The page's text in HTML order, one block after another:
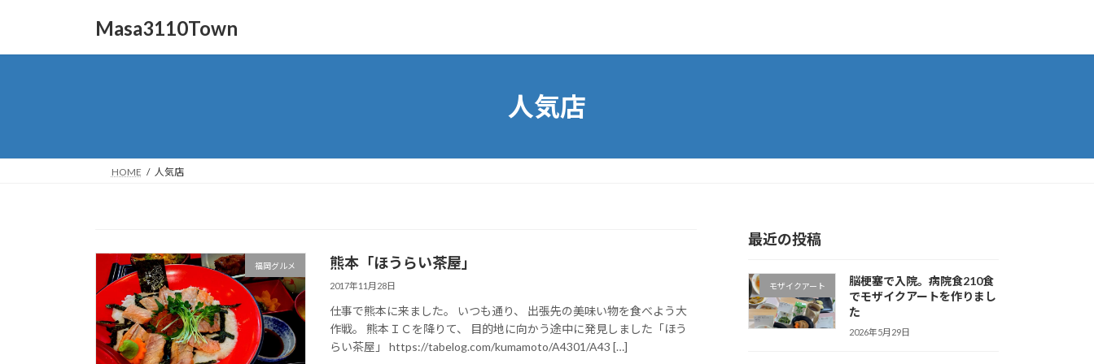
Masa3110Town
人気店
HOME 人気店
福岡グルメ 熊本「ほうらい茶屋」
2017年11月28日
仕事で熊本に来ました。 いつも通り、 出張先の美味い物を食べよう大
作戦。 熊本ＩＣを降りて、 目的地に向かう途中に発見しました「ほう
らい茶屋」 https://tabelog.com/kumamoto/A4301/A43 […]
最近の投稿
モザイクアート
脳梗塞で入院。病院食210食
でモザイクアートを作りまし
た
2026年5月29日